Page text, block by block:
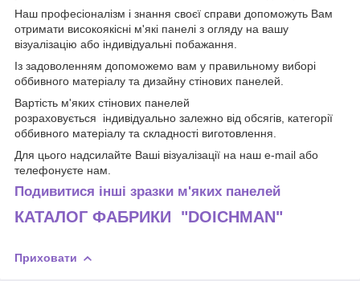
Наш професіоналізм і знання своєї справи допоможуть Вам
отримати високоякісні м'які панелі з огляду на вашу
візуалізацію або індивідуальні побажання.
Із задоволенням допоможемо вам у правильному виборі
оббивного матеріалу та дизайну стінових панелей.
Вартість м'яких стінових панелей
розраховується індивідуально залежно від обсягів, категорії
оббивного матеріалу та складності виготовлення.
Для цього надсилайте Ваші візуалізації на наш e-mail або
телефонуєте нам.
Подивитися інші зразки м'яких панелей
КАТАЛОГ ФАБРИКИ "DOICHMAN"
Приховати